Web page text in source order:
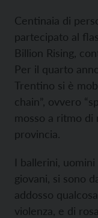
Centinaia di
partecipato al
Billion Rising,
Per il quarto
Trentino si è
chain”, ovvero
mosso a ritmo di
provincia.
I ballerini,
giovani, si sono
addosso
violenza, e di